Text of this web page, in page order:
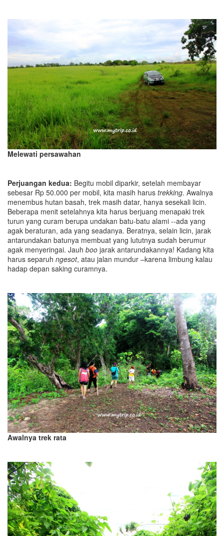
Melewati persawahan
Perjuangan kedua: Begitu mobil diparkir, setelah membayar
sebesar Rp 50.000 per mobil, kita masih harus trekking. Awalnya
menembus hutan basah, trek masih datar, hanya sesekali licin.
Beberapa menit setelahnya kita harus berjuang menapaki trek
turun yang curam berupa undakan batu-batu alami --ada yang
agak beraturan, ada yang seadanya. Beratnya, selain licin, jarak
antarundakan batunya membuat yang lututnya sudah berumur
agak menyeringai. Jauh boo jarak antarundakannya! Kadang kita
harus separuh ngesot, atau jalan mundur –karena limbung kalau
hadap depan saking curamnya.
Awalnya trek rata